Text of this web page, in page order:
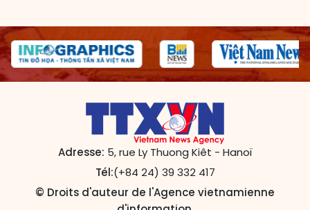
Adresse: 5, rue Ly Thuong Kiêt - Hanoï
Tél:(+84 24) 39 332 417
© Droits d'auteur de l'Agence vietnamienne